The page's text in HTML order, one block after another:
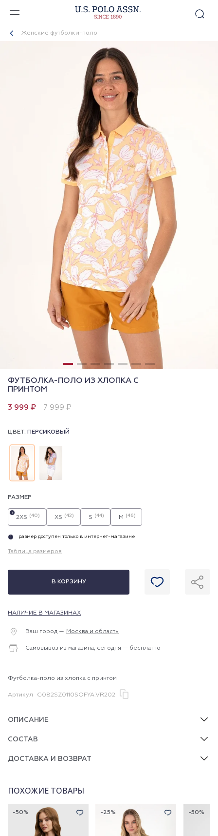
Женские футболки-поло
ФУТБОЛКА-ПОЛО ИЗ ХЛОПКА С
ПРИНТОМ
3 999 ₽ 7 999 ₽
ЦВЕТ: ПЕРСИКОВЫЙ
РАЗМЕР
2XS (40)
i
XS (42) S (44) M (46)
i размер доступен только в интернет-магазине
Таблица размеров
В КОРЗИНУ
НАЛИЧИЕ В МАГАЗИНАХ
Ваш город — Москва и область
Самовывоз из магазина, сегодня — бесплатно
Футболка-поло из хлопка с принтом
Артикул G082SZ0110SOFYA.VR202
ОПИСАНИЕ
СОСТАВ
ДОСТАВКА И ВОЗВРАТ
ПОХОЖИЕ ТОВАРЫ
-50% -25% -50%